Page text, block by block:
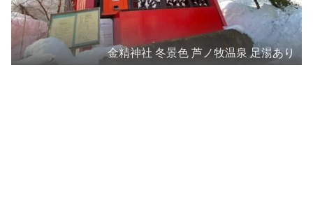
金精神社 冬景色 芦ノ牧温泉 足湯あり